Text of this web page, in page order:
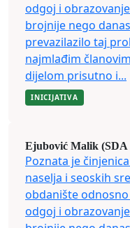
odgoj i
brojnije nego
prevazilazilo taj
najmlađim
dijelom prisutno i...
INICIJATIVA
Ejubović Malik (SDA
Poznata je
naselja i seoskih
obdanište
odgoj i